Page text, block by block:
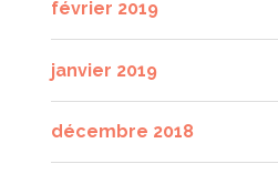
février 2019
janvier 2019
décembre 2018